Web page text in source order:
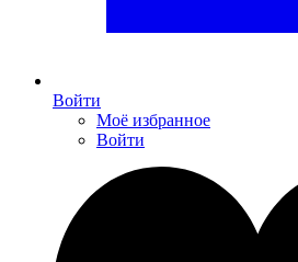
Войти
Моё избранное
Войти